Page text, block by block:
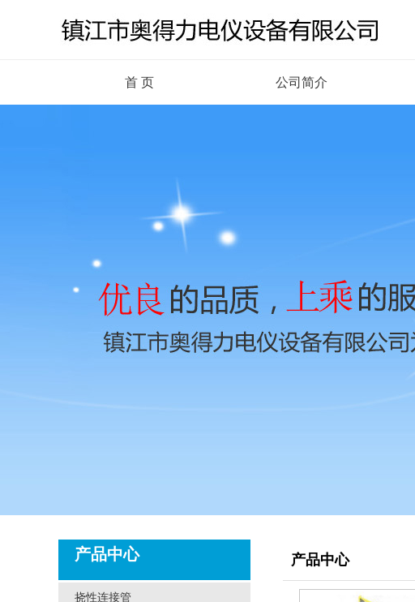
首 页 公司简介
产品中心
挠性连接管
产品中心